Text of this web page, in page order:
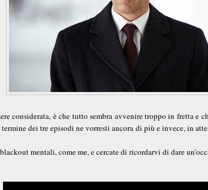
considerata, è che tutto sembra avvenire troppo in fretta
dei tre episodi ne vorresti ancora di più e invece, in
mentali, come me, e cercate di ricordarvi di dare